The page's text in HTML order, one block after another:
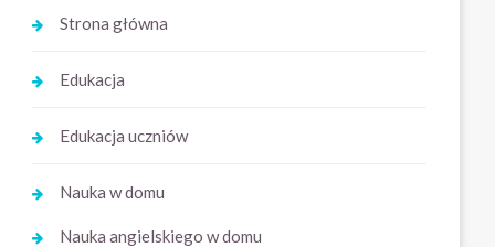
Strona główna
Edukacja
Edukacja uczniów
Nauka w domu
Nauka angielskiego w domu